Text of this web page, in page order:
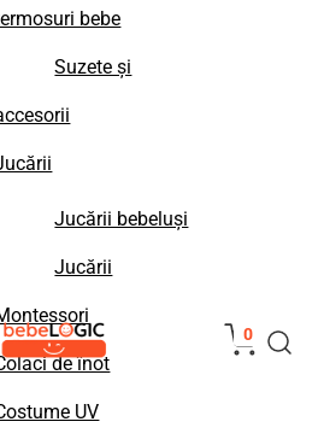
bebe
Suzete și
Jucării bebeluși
Jucării
de înot
UV
0